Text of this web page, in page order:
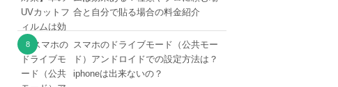
合と自分で貼る場合の料金紹介
スマホのドライブモード（公共モー
ド）アンドロイドでの設定方法は？
iphoneは出来ないの？